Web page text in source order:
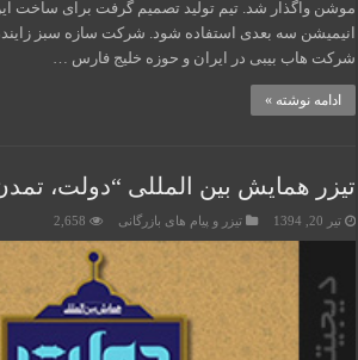
موشن واگذار شد. تیم تولید تصمیم گرفت برای ساخت
انیمیشن سه بعدی استفاده شود. شرکت سازه سبز
شرکت هاب بیبی در ایران و حوزه خلیج فارس …
ادامه نوشته »
تیزر همایش بین المللی “دولت،
تیر 20, 1394 تیزر و پیام های بازرگانی 2,658